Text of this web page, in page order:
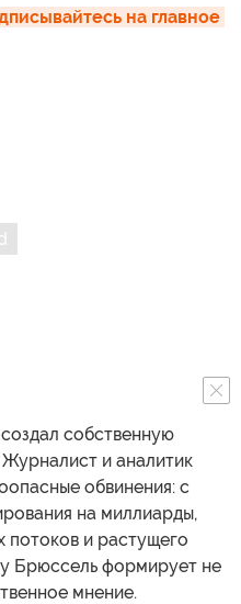
на главное
собственную
и аналитик
обвинения: с
на миллиарды,
потоков и растущего
Брюссель формирует не
мнение.